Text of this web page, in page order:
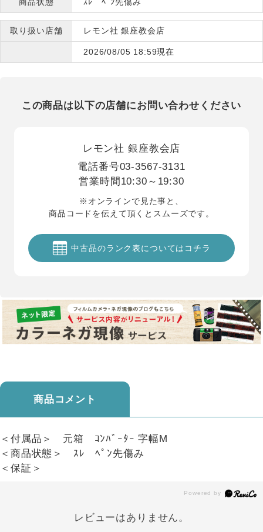
取り扱い店舗 レモン社 銀座教会店
2026/08/05 18:59現在
この商品は以下の店舗にお問い合わせください
レモン社 銀座教会店
電話番号03-3567-3131
営業時間 10:30～19:30
※オンラインで見た事と、
商品コードを伝えて頂くとスムーズです。
中古品のランク表についてはコチラ
商品コメント
＜付属品＞ 元箱 ｺﾝﾊﾞｰﾀｰ 字幅M
＜商品状態＞ ｽﾚ ﾍﾟﾝ先傷み
＜保証＞
レビューはありません。